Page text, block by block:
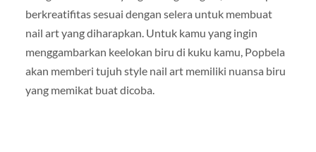
berkreatifitas sesuai dengan selera untuk membuat
nail art yang diharapkan. Untuk kamu yang ingin
menggambarkan keelokan biru di kuku kamu, Popbela
akan memberi tujuh style nail art memiliki nuansa biru
yang memikat buat dicoba.